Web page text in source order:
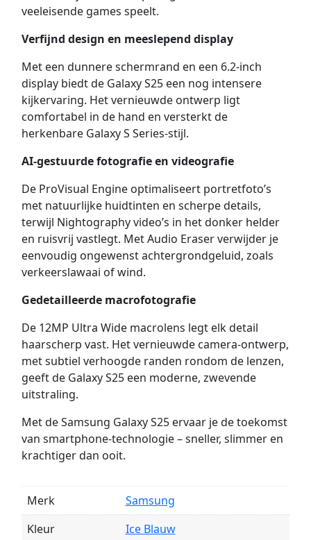
veeleisende games speelt.
Verfijnd design en meeslepend display
Met een dunnere schermrand en een 6.2-inch
display biedt de Galaxy S25 een nog intensere
kijkervaring. Het vernieuwde ontwerp ligt
comfortabel in de hand en versterkt de
herkenbare Galaxy S Series-stijl.
AI-gestuurde fotografie en videografie
De ProVisual Engine optimaliseert portretfoto’s
met natuurlijke huidtinten en scherpe details,
terwijl Nightography video’s in het donker helder
en ruisvrij vastlegt. Met Audio Eraser verwijder je
eenvoudig ongewenst achtergrondgeluid, zoals
verkeerslawaai of wind.
Gedetailleerde macrofotografie
De 12MP Ultra Wide macrolens legt elk detail
haarscherp vast. Het vernieuwde camera-ontwerp,
met subtiel verhoogde randen rondom de lenzen,
geeft de Galaxy S25 een moderne, zwevende
uitstraling.
Met de Samsung Galaxy S25 ervaar je de toekomst
van smartphone-technologie – sneller, slimmer en
krachtiger dan ooit.
Merk
Samsung
Kleur
Ice Blauw